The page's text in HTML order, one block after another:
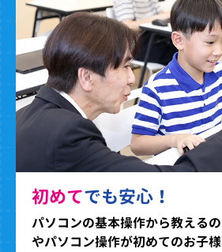
初めてでも安心！
パソコンの基本操作から教える
やパソコン操作が初めてのお子